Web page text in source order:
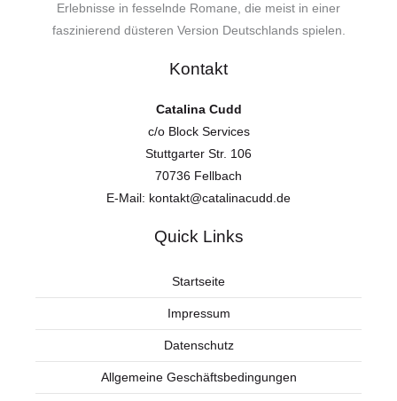
Erlebnisse in fesselnde Romane, die meist in einer
faszinierend düsteren Version Deutschlands spielen.
Kontakt
Catalina Cudd
c/o Block Services
Stuttgarter Str. 106
70736 Fellbach
E-Mail: kontakt@catalinacudd.de
Quick Links
Startseite
Impressum
Datenschutz
Allgemeine Geschäftsbedingungen